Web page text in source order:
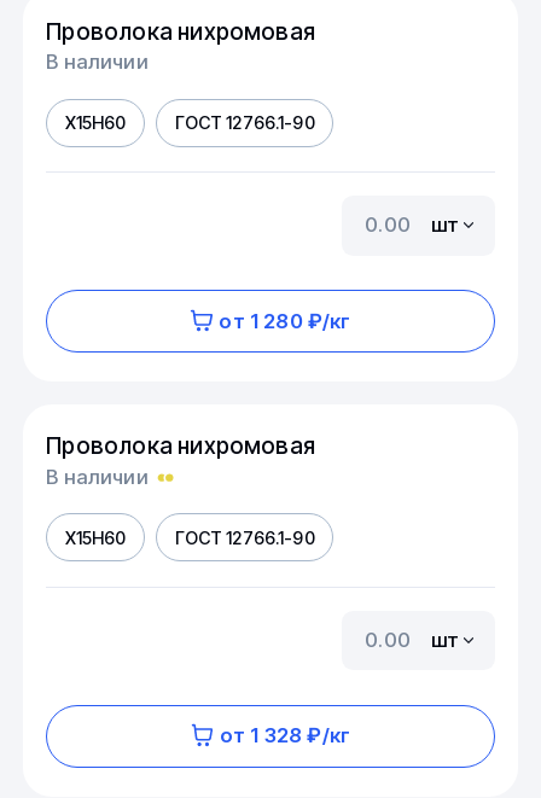
Проволока нихромовая
В наличии
Х15Н60 ГОСТ 12766.1-90
шт
от 1 280 ₽/кг
Проволока нихромовая
В наличии
Х15Н60 ГОСТ 12766.1-90
шт
от 1 328 ₽/кг